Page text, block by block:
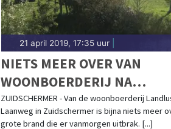
21 april 2019, 17:35 uur|
NIETS MEER OVER VAN
WOONBOERDERIJ NA
VERNIETIGENDE BRAND
ZUIDSCHERMER
ZUIDSCHERMER - Van de woonboerderij
Laanweg in Zuidschermer is bijna niets meer
grote brand die er vanmorgen uitbrak. [...]